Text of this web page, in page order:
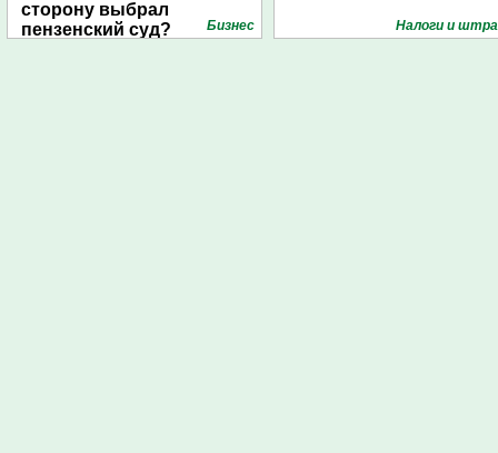
сторону выбрал
пензенский суд?
Бизнес Налоги и